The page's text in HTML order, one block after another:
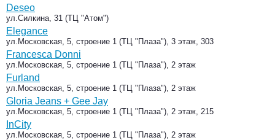
Deseo
ул.Силкина, 31 (ТЦ "Атом")
Elegance
ул.Московская, 5, строение 1 (ТЦ "Плаза"), 3 этаж, 303
Francesca Donni
ул.Московская, 5, строение 1 (ТЦ "Плаза"), 2 этаж
Furland
ул.Московская, 5, строение 1 (ТЦ "Плаза"), 2 этаж
Gloria Jeans + Gee Jay
ул.Московская, 5, строение 1 (ТЦ "Плаза"), 2 этаж, 215
InCity
ул.Московская, 5, строение 1 (ТЦ "Плаза"), 2 этаж